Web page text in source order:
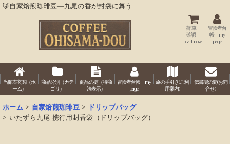
🦊自家焙煎珈琲豆―九尾の香が封袋に舞う
荷 車
確認
cart now
冒険者台
帳 my
page
当館表玄関（ホ
ーム）
商品分別（カテ
ゴリ）
商品の掟（特商
法表示）
冒険者台帳 my
page
旅の手引き(ご利
用案内)
伝書鳩の間(お問
合せ)
ホーム > 自家焙煎珈琲豆 >
ドリップバッグ
> いたずら九尾 携行用封香袋（ドリップバッグ）